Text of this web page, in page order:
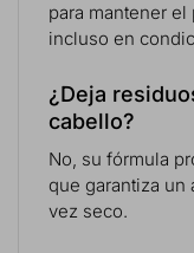
para mantener
incluso en
¿Deja
cabello?
No, su fórmula
que garantiza un
vez seco.